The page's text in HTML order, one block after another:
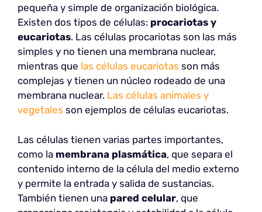
pequeña y simple de organización biológica.
Existen dos tipos de células: procariotas y
eucariotas. Las células procariotas son las más
simples y no tienen una membrana nuclear,
mientras que las células eucariotas son más
complejas y tienen un núcleo rodeado de una
membrana nuclear. Las células animales y
vegetales son ejemplos de células eucariotas.
Las células tienen varias partes importantes,
como la membrana plasmática, que separa el
contenido interno de la célula del medio externo
y permite la entrada y salida de sustancias.
También tienen una pared celular, que